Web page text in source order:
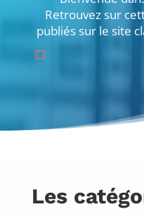
Retrouvez sur
publiés sur le site
Les